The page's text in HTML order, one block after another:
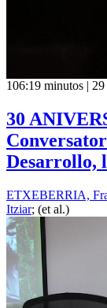
106:19 minutos |
30
Desarrollo,
ETXEBERRIA,
Itziar; (et al.)